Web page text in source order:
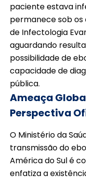
paciente estava
permanece sob os
de Infectologia
aguardando
possibilidade de
capacidade de
pública.
Ameaça
Perspectiva
O Ministério da
transmissão do
América do Sul é
enfatiza a